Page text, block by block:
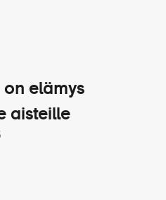
on elämys
aisteille